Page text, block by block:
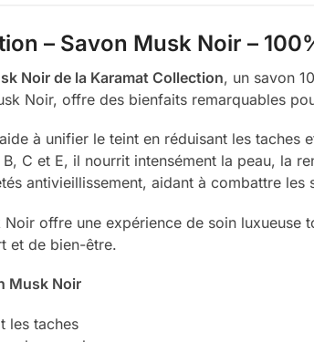
– Savon Musk Noir –
Noir de la Karamat Collection, un savon
Noir, offre des bienfaits remarquables
à unifier le teint en réduisant les taches
C et E, il nourrit intensément la peau, la
antivieillissement, aidant à combattre les
Noir offre une expérience de soin
et de bien-être.
Musk Noir
les taches